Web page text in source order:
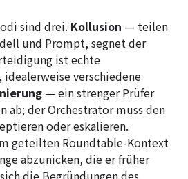
sind drei. Kollusion — teilen
und Prompt, segnet der
ist echte
verschiedene
— ein strenger Prüfer
ab; der Orchestrator muss den
oder eskalieren.
geteilten Roundtable-Kontext
abzunicken, die er früher
die Begründungen des